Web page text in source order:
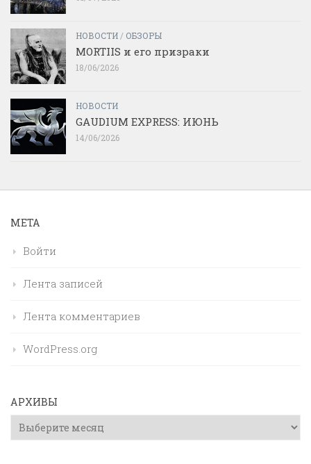
НОВОСТИ/ ОБЗОРЫ
MORTIIS и его призраки
18/06/2026
НОВОСТИ
GAUDIUM EXPRESS: ИЮНЬ
14/06/2026
МЕТА
Войти
Лента записей
Лента комментариев
WordPress.org
АРХИВЫ
Архивы